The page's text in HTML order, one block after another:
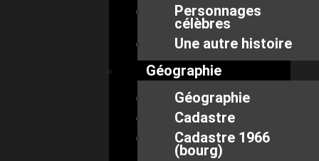
Personnages
célèbres
Une autre histoire
Géographie
Géographie
Cadastre
Cadastre 1966
(bourg)